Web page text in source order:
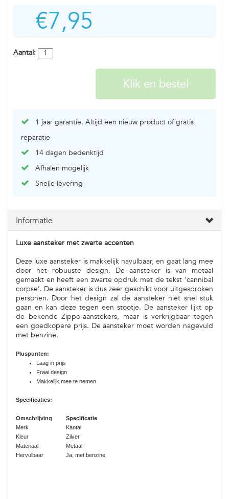
€7,95
Aantal:
1 jaar garantie. Altijd een nieuw product of gratis
reparatie
14 dagen bedenktijd
Afhalen mogelijk
Snelle levering
Informatie
Luxe aansteker met zwarte accenten
Deze luxe aansteker is makkelijk navulbaar, en gaat lang mee
door het robuuste design. De aansteker is van metaal
gemaakt en heeft een zwarte opdruk met de tekst ‘cannibal
corpse’. De aansteker is dus zeer geschikt voor uitgesproken
personen. Door het design zal de aansteker niet snel stuk
gaan en kan deze tegen een stootje. De aansteker lijkt op
de bekende Zippo-aanstekers, maar is verkrijgbaar tegen
een goedkopere prijs. De aansteker moet worden nagevuld
met benzine.
Pluspunten:
Laag in prijs
Fraai design
Makkelijk mee te nemen
Specificaties:
Omschrijving
Specificatie
Merk
Kantai
Kleur
Zilver
Materiaal
Metaal
Hervulbaar
Ja, met benzine